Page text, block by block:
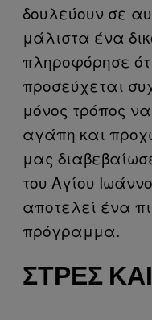
δουλεύουν σε
μάλιστα ένα
πληροφόρησε
προσεύχεται
μόνος τρόπος
αγάπη και
μας
του Αγίου
αποτελεί ένα
πρόγραμμα.
ΣΤΡΕΣ